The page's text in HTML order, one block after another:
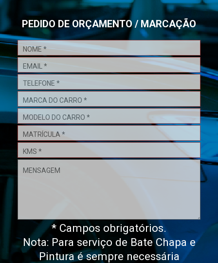
PEDIDO DE ORÇAMENTO / MARCAÇÃO
Pedido
de
Orçamento
* Campos obrigatórios.
Nota: Para serviço de Bate Chapa e
Pintura é sempre necessária